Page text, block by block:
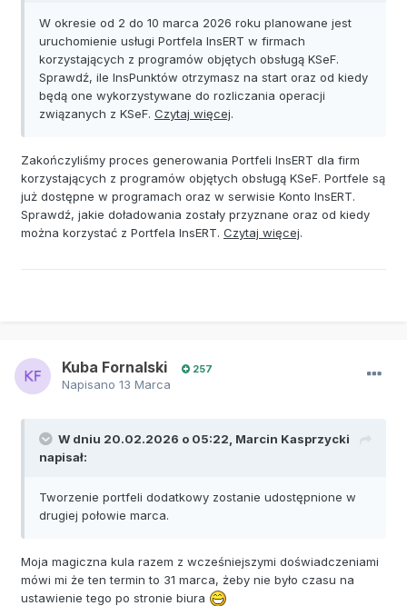
W okresie od 2 do 10 marca 2026 roku planowane jest
uruchomienie usługi Portfela InsERT w firmach
korzystających z programów objętych obsługą KSeF.
Sprawdź, ile InsPunktów otrzymasz na start oraz od kiedy
będą one wykorzystywane do rozliczania operacji
związanych z KSeF. Czytaj więcej.
Zakończyliśmy proces generowania Portfeli InsERT dla firm
korzystających z programów objętych obsługą KSeF. Portfele są
już dostępne w programach oraz w serwisie Konto InsERT.
Sprawdź, jakie doładowania zostały przyznane oraz od kiedy
można korzystać z Portfela InsERT. Czytaj więcej.
Kuba Fornalski 257
Napisano 13 Marca
W dniu 20.02.2026 o 05:22, Marcin Kasprzycki
napisał:
Tworzenie portfeli dodatkowy zostanie udostępnione w
drugiej połowie marca.
Moja magiczna kula razem z wcześniejszymi doświadczeniami
mówi mi że ten termin to 31 marca, żeby nie było czasu na
ustawienie tego po stronie biura